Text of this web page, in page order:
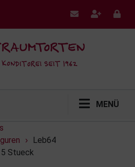
MENÜ
›
Leb64
5 Stueck